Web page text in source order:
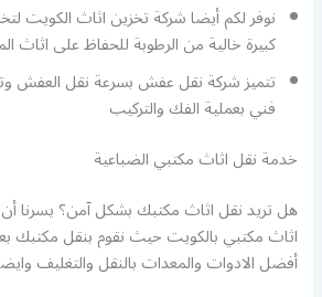
نوفر لكم أيضا شركة تخزين اثاث الكويت
كبيرة خالية من الرطوبة للحفاظ على اثاث
تتميز شركة نقل عفش بسرعة نقل العفش
فني بعملية الفك والتركيب
خدمة نقل اثاث مكتبي الضباعية
هل تريد نقل اثاث مكتبك بشكل آمن؟ يسرنا
اثاث مكتبي بالكويت حيث نقوم بنقل مكتبك
أفضل الادوات والمعدات بالنقل والتغليف